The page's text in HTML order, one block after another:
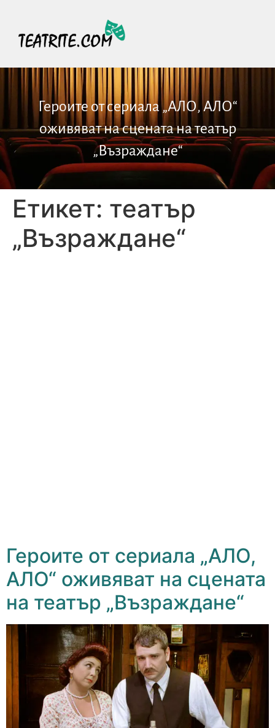
Героите от сериала „АЛО, АЛО“
оживяват на сцената на театър
„Възраждане“
Етикет: театър
„Възраждане“
Героите от сериала „АЛО,
АЛО“ оживяват на сцената
на театър „Възраждане“